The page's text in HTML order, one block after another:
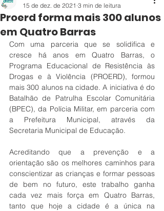
Proerd forma mais 300 alunos
em Quatro Barras
15 de dez. de 2021 3 min de leitura
Com uma parceria que se solidifica e
cresce há anos em Quatro Barras, o
Programa Educacional de Resistência às
Drogas e à Violência (PROERD), formou
mais 300 alunos na cidade. A iniciativa é do
Batalhão de Patrulha Escolar Comunitária
(BPEC), da Polícia Militar, em parceria com
a Prefeitura Municipal, através da
Secretaria Municipal de Educação.
Acreditando que a prevenção e a
orientação são os melhores caminhos para
conscientizar as crianças e formar pessoas
de bem no futuro, este trabalho ganha
cada vez mais força em Quatro Barras,
tanto que hoje a cidade é a única na